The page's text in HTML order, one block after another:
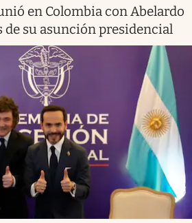
en Colombia con Abelardo
de su asunción presidencial